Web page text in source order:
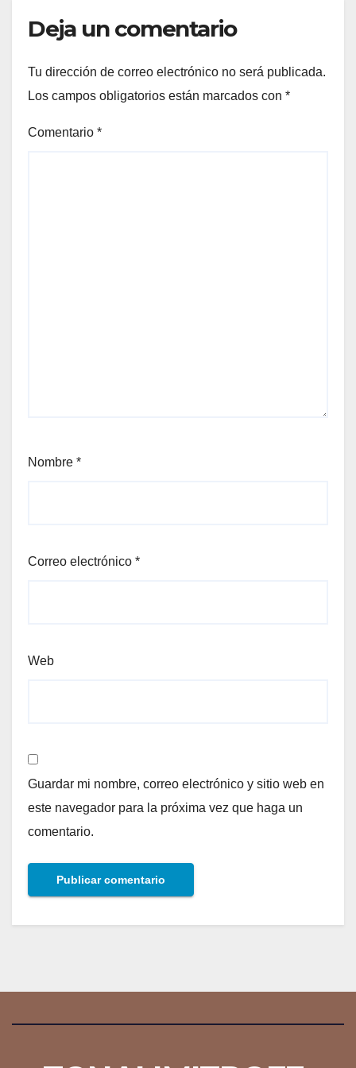
Deja un comentario
Tu dirección de correo electrónico no será publicada.
Los campos obligatorios están marcados con *
Comentario *
Nombre *
Correo electrónico *
Web
Guardar mi nombre, correo electrónico y sitio web en
este navegador para la próxima vez que haga un
comentario.